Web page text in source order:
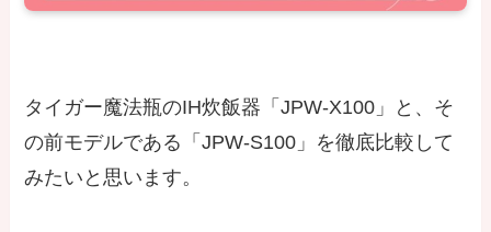
タイガー魔法瓶のIH炊飯器「JPW-X100」と、そ
の前モデルである「JPW-S100」を徹底比較して
みたいと思います。